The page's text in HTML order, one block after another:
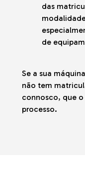
das
de
Se a sua
não tem
connosco, que
processo.